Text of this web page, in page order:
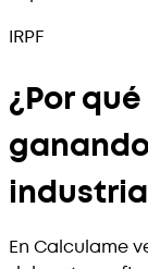
IRPF
¿Por
En Calculame